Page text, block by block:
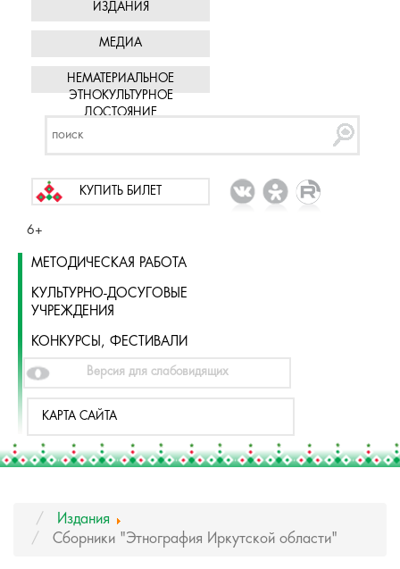
ИЗДАНИЯ
МЕДИА
НЕМАТЕРИАЛЬНОЕ
ЭТНОКУЛЬТУРНОЕ
ДОСТОЯНИЕ
КУПИТЬ БИЛЕТ
6+
МЕТОДИЧЕСКАЯ РАБОТА
КУЛЬТУРНО-ДОСУГОВЫЕ
УЧРЕЖДЕНИЯ
КОНКУРСЫ, ФЕСТИВАЛИ
Версия для слабовидящих
КАРТА САЙТА
Издания
Сборники "Этнография Иркутской области"